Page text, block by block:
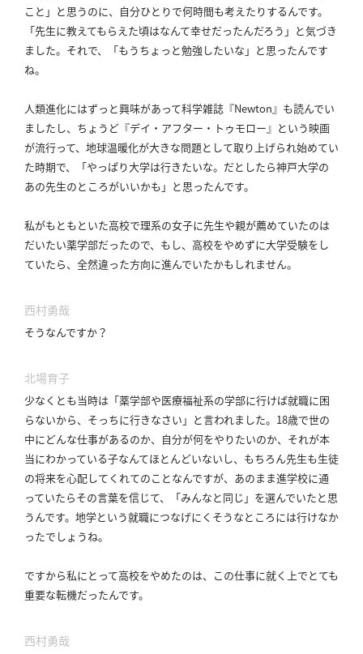
こと」と思うのに、自分ひとりで何時間も考えたりするんです。
「先生に教えてもらえた頃はなんて幸せだったんだろう」と気づき
ました。 それで、「もうちょっと勉強したいな」と思ったんです
ね。
人類進化にはずっと興味があって科学雑誌『Newton』も読んでい
ましたし、ちょうど『デイ・アフター・トゥモロー』という映画
が流行って、地球温暖化が大きな問題として取り上げられ始めてい
た時期で、「やっぱり大学は行きたいな。 だとしたら神戸大学の
あの先生のところがいいかも」と思ったんです。
私がもともといた高校で理系の女子に先生や親が薦めていたのは
だいたい薬学部だったので、もし、高校をやめずに大学受験をし
ていたら、全然違った方向に進んでいたかもしれません。
西村勇哉
そうなんですか？
北場育子
少なくとも当時は「薬学部や医療福祉系の学部に行けば就職に困
らないから、そっちに行きなさい」と言われました。 18歳で世の
中にどんな仕事があるのか、自分が何をやりたいのか、それが本
当にわかっている子なんてほとんどいないし、もちろん先生も生徒
の将来を心配してくれてのことなんですが、あのまま進学校に通
っていたらその言葉を信じて、「みんなと同じ」を選んでいたと思
うんです。 地学という就職につなげにくそうなところには行けなか
ったでしょうね。
ですから私にとって高校をやめたのは、この仕事に就く上でとても
重要な転機だったんです。
西村勇哉